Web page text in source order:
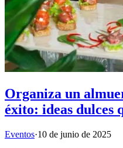
Organiza un
éxito: ideas dulces
Eventos·10 de junio de 2025